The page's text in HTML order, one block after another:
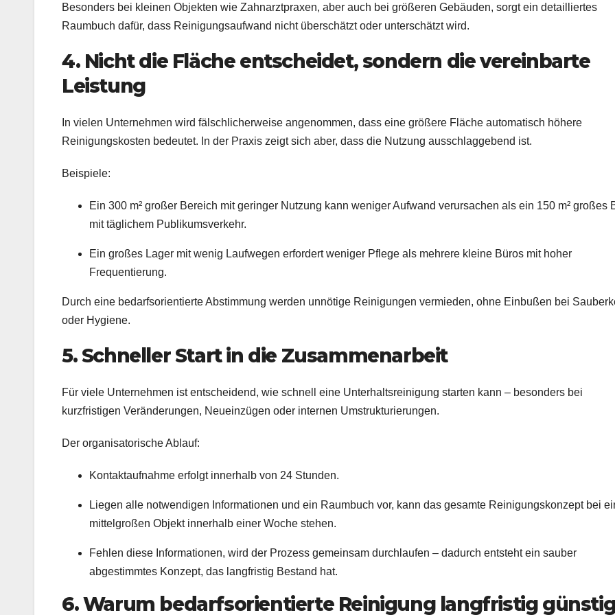
Besonders bei kleinen Objekten wie Zahnarztpraxen, aber auch bei größeren Gebäuden, sorgt ein detailliertes
Raumbuch dafür, dass Reinigungsaufwand nicht überschätzt oder unterschätzt wird.
4. Nicht die Fläche entscheidet, sondern die vereinbarte
Leistung
In vielen Unternehmen wird fälschlicherweise angenommen, dass eine größere Fläche automatisch höhere
Reinigungskosten bedeutet. In der Praxis zeigt sich aber, dass die Nutzung ausschlaggebend ist.
Beispiele:
Ein 300 m² großer Bereich mit geringer Nutzung kann weniger Aufwand verursachen als ein 150 m² großes
mit täglichem Publikumsverkehr.
Ein großes Lager mit wenig Laufwegen erfordert weniger Pflege als mehrere kleine Büros mit hoher
Frequentierung.
Durch eine bedarfsorientierte Abstimmung werden unnötige Reinigungen vermieden, ohne Einbußen bei
oder Hygiene.
5. Schneller Start in die Zusammenarbeit
Für viele Unternehmen ist entscheidend, wie schnell eine Unterhaltsreinigung starten kann – besonders bei
kurzfristigen Veränderungen, Neueinzügen oder internen Umstrukturierungen.
Der organisatorische Ablauf:
Kontaktaufnahme erfolgt innerhalb von 24 Stunden.
Liegen alle notwendigen Informationen und ein Raumbuch vor, kann das gesamte Reinigungskonzept bei
mittelgroßen Objekt innerhalb einer Woche stehen.
Fehlen diese Informationen, wird der Prozess gemeinsam durchlaufen – dadurch entsteht ein sauber
abgestimmtes Konzept, das langfristig Bestand hat.
6. Warum bedarfsorientierte Reinigung langfristig